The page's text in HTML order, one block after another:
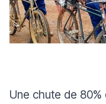
Une chute de